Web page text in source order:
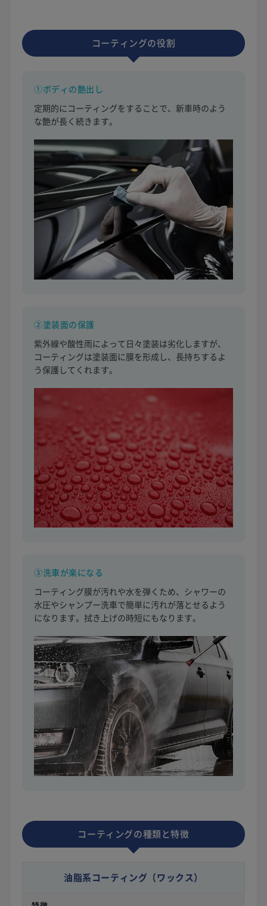
コーティングの役割
①ボディの艶出し
定期的にコーティングをすることで、新車時のよう
な艶が長く続きます。
②塗装面の保護
紫外線や酸性雨によって日々塗装は劣化しますが、
コーティングは塗装面に膜を形成し、長持ちするよ
う保護してくれます。
③洗車が楽になる
コーティング膜が汚れや水を弾くため、シャワーの
水圧やシャンプー洗車で簡単に汚れが落とせるよう
になります。拭き上げの時短にもなります。
コーティングの種類と特徴
油脂系コーティング （ワックス）